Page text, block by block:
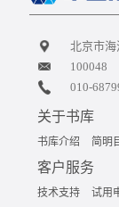
北京市
100048
010-
关于书库
书库介绍 简明
客户服务
技术支持 试用